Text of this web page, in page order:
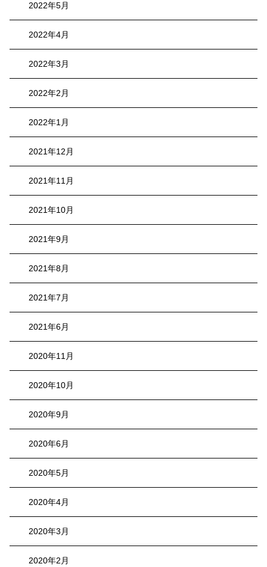
2022年5月
2022年4月
2022年3月
2022年2月
2022年1月
2021年12月
2021年11月
2021年10月
2021年9月
2021年8月
2021年7月
2021年6月
2020年11月
2020年10月
2020年9月
2020年6月
2020年5月
2020年4月
2020年3月
2020年2月